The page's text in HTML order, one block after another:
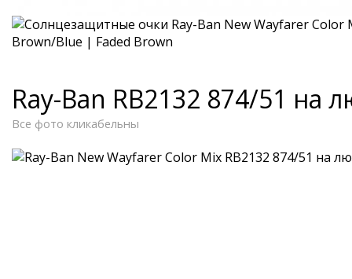
Ray-Ban RB2132 874/51 на
Все фото кликабельны